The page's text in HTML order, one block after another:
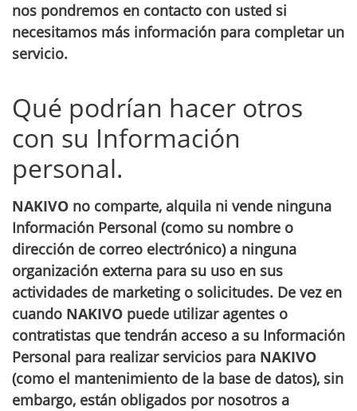
nos pondremos en contacto con usted si
necesitamos más información para completar un
servicio.
Qué podrían hacer otros
con su Información
personal.
NAKIVO no comparte, alquila ni vende ninguna
Información Personal (como su nombre o
dirección de correo electrónico) a ninguna
organización externa para su uso en sus
actividades de marketing o solicitudes. De vez en
cuando NAKIVO puede utilizar agentes o
contratistas que tendrán acceso a su Información
Personal para realizar servicios para NAKIVO
(como el mantenimiento de la base de datos), sin
embargo, están obligados por nosotros a